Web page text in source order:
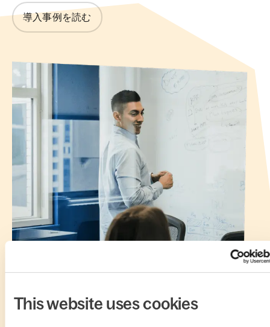
This website uses cookies
導入事例を読む